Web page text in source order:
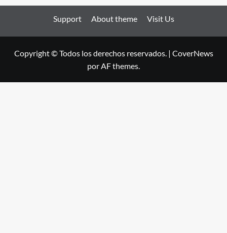
Support About theme Visit Us
Copyright © Todos los derechos reservados. | CoverNews
por AF themes.